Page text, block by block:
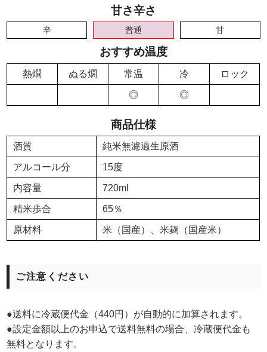
甘さ辛さ
辛 普通 甘
おすすめ温度
熱燗 ぬる燗 常温 冷 ロック
◎ ◎
商品仕様
酒質 純米無濾過生原酒
アルコール分 15度
内容量 720ml
精米歩合 65％
原材料 米（国産）、米麹（国産米）
ご注意ください
●送料に冷蔵便代金（440円）が自動的に加算されます。
●設定金額以上のお申込で送料無料の場合、冷蔵便代金も
無料となります。